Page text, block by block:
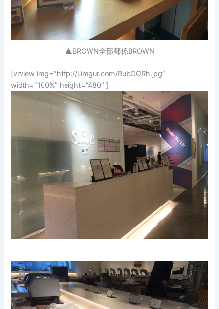
▲BROWN全部都係BROWN
[vrview img=”http://i.imgur.com/RubOGRh.jpg”
width=”100%” height=”480″ ]